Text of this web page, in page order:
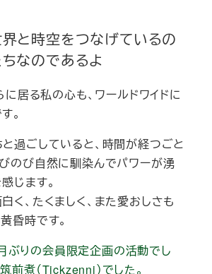
界と時空をつなげているの
ちなのであるよ
らに居る私の心も、ワールドワイドに
。
過ごしていると、時間が経つごと
のび自然に馴染んでパワーが湧
じます。
く、たくましく、また愛おしさも
昏時です。
ぶりの会員限定企画の活動でし
前煮（Tickzenni）でした。